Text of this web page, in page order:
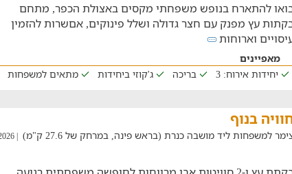
להתארח בנופש משפחתי מקסים באצולת הכפר, מתחם
עץ מפנק עם חצר גדולה ושלל פינוקים, אםשרות להזמין
וארוחות
מאפיינים
יחידות אירוח: 3
בריכה ג'קוזי ביחידות מתאים למשפחות
בנוף
למשפחות ליד מושבה כנרת (בראש פינה, במרחק של 27.6 ק"מ) | 07/08/2026